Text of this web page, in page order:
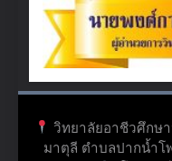
วิทยาลัยอาชีวศึกษ
มาตุลี ตำบลปากน้ำโ